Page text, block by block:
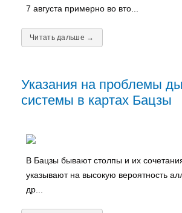
7 августа примерно во вто...
Читать дальше →
Указания на проблемы
системы в картах Бацзы
В Бацзы бывают столпы и их
указывают на высокую вероятность
др...